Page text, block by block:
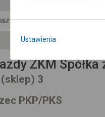
ZKM
3
PKP/PKS
Ustawienia